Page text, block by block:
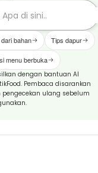
bahan Tips dapur
menu berbuka
dengan bantuan AI
Pembaca disarankan
ulang sebelum